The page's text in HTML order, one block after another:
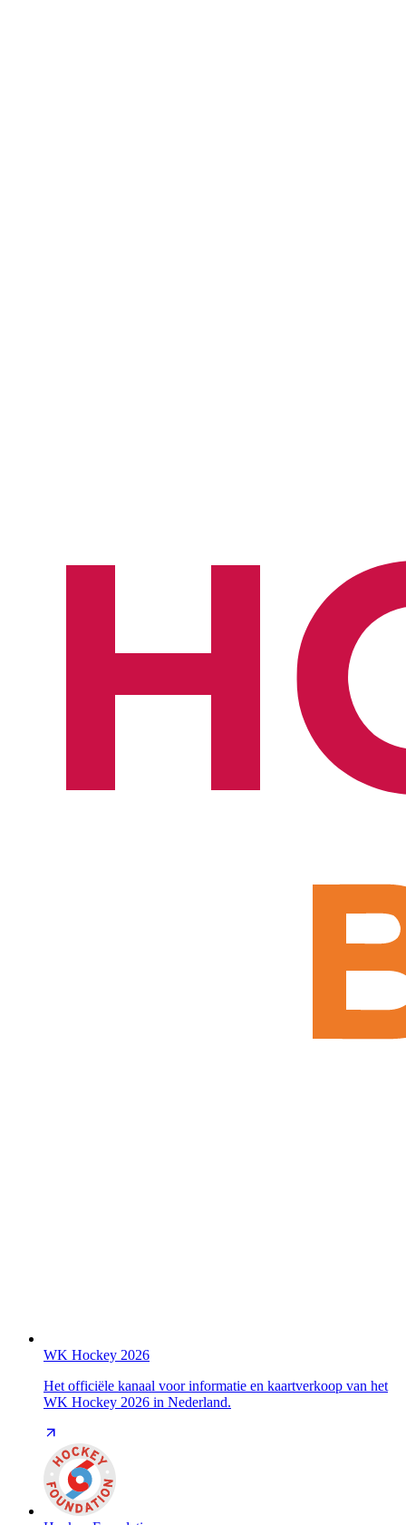
WK Hockey 2026
Het officiële kanaal voor informatie en kaartverkoop van het
WK Hockey 2026 in Nederland.